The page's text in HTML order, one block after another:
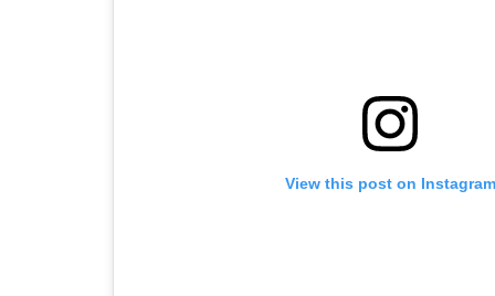
View this post on Instagram